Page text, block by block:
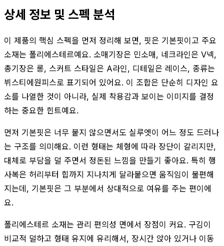
상세 정보 및 스펙 분석
이 제품의 핵심 스펙을 먼저 정리해 보면, 핏은 기본핏이고 주요
소재는 폴리에스테르예요. 소매기장은 민소매, 네크라인은 V넥,
총기장은 롱, 스커트 스타일은 A라인, 디테일은 레이스, 종류는
뷔스티에원피스로 표기되어 있어요. 이 조합은 단순히 디자인 요
소를 나열한 것이 아니라, 실제 착용감과 보이는 이미지를 결정
하는 중요한 힌트예요.
먼저 기본핏은 너무 붙지 않으면서도 실루엣이 어느 정도 드러나
는 구조를 의미해요. 이런 형태는 체형에 따라 장단이 갈리지만,
대체로 부담을 덜 주면서 정돈된 느낌을 만들기 좋아요. 특히 행
사복은 허리부터 힙까지 지나치게 달라붙으면 움직임이 불편해
지는데, 기본핏은 그 부분에서 상대적으로 여유를 주는 편이에
요.
폴리에스테르 소재는 관리 편의성 면에서 장점이 커요. 구김이
비교적 덜하고 형태 유지에 유리해서, 장시간 앉아 있거나 이동